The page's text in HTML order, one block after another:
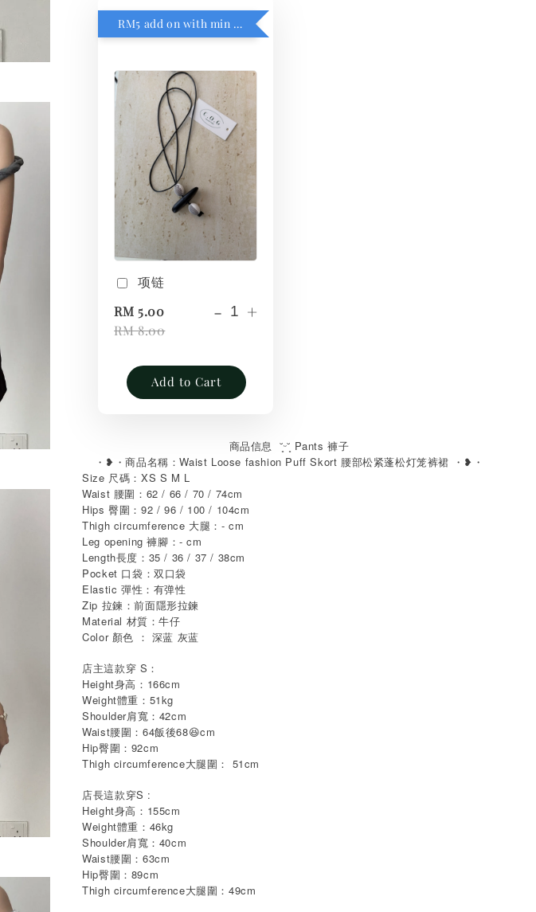
RM5 add on with min purchase RM1
项链
RM 5.00
RM 8.00
- +
Add to Cart
商品信息 ˘͈ᵕ˘͈ Pants 褲子
・ ❥ ・商品名稱：Waist Loose fashion Puff Skort 腰部松紧蓬松灯笼裤裙 ・ ❥ ・
Size 尺碼：XS S M L
Waist 腰圍：62 / 66 / 70 / 74cm
Hips 臀圍：92 / 96 / 100 / 104cm
Thigh circumference 大腿：- cm
Leg opening 褲腳：- cm
Length長度：35 / 36 / 37 / 38cm
Pocket 口袋：双口袋
Elastic 彈性：有弹性
Zip 拉鍊：前面隱形拉鍊
Material 材質：牛仔
Color 顏色 ： 深蓝 灰蓝
店主這款穿 S：
Height身高：166cm
Weight體重：51kg
Shoulder肩寬：42cm
Waist腰圍：64飯後68😆cm
Hip臀圍：92cm
Thigh circumference大腿圍： 51cm
店長這款穿S :
Height身高：155cm
Weight體重：46kg
Shoulder肩寬：40cm
Waist腰圍：63cm
Hip臀圍：89cm
Thigh circumference大腿圍：49cm